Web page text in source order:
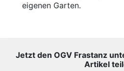
eigenen Garten.
Jetzt den OGV Frastanz
Artikel